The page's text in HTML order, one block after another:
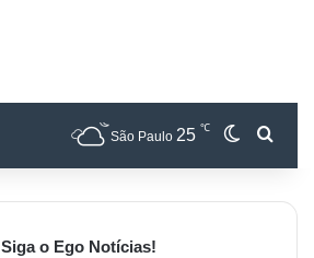
São Paulo 25 ℃
Siga o Ego Notícias!